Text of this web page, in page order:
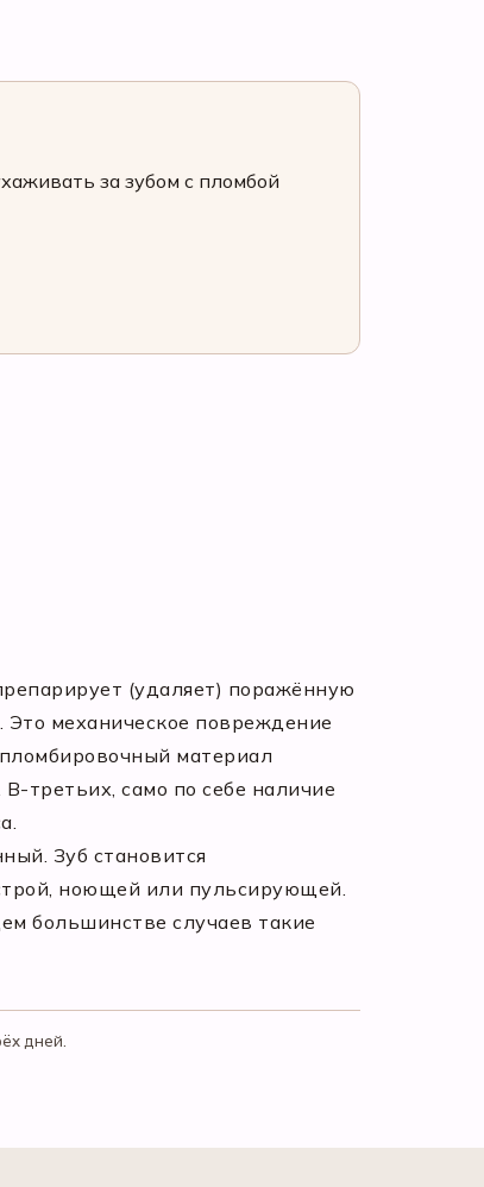
за зубом с пломбой
(удаляет) поражённую
Это механическое повреждение
материал
третьих, само по себе наличие
Зуб становится
ноющей или пульсирующей.
большинстве случаев такие
дней.